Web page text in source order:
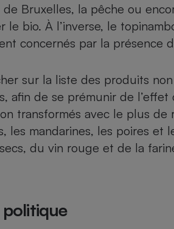
de Bruxelles, la pêche ou
bio. À l’inverse, le
concernés par la présence
sur la liste des produits
afin de se prémunir de
transformés avec le plus
les mandarines, les poires et
du vin rouge et de la
politique